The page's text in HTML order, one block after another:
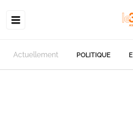
Actuellement POLITIQUE